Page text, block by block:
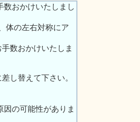
おかけいたしまし
体の左右対称にア
数おかけいたしま
し替えて下さい。
因の可能性がありま